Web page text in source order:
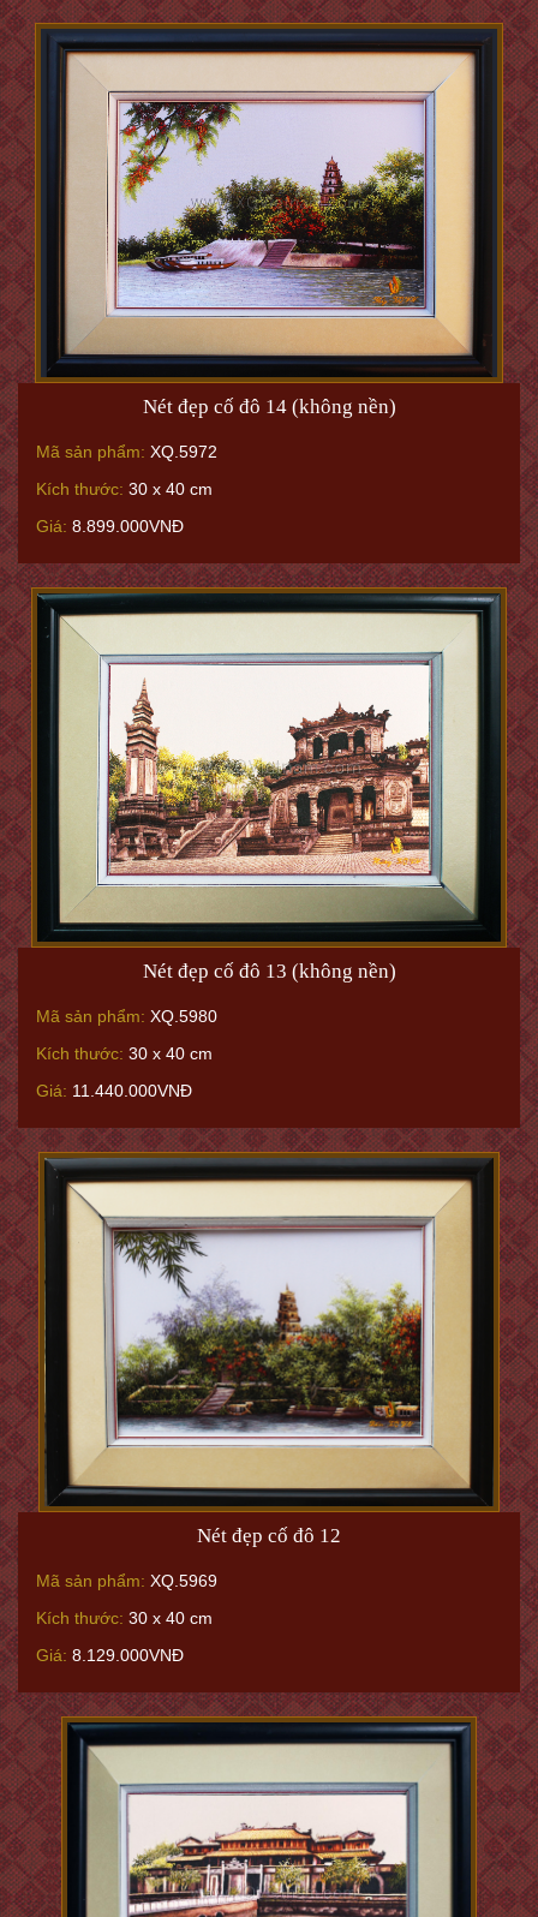
Nét đẹp cố đô 14 (không nền)
Mã sản phẩm: XQ.5972
Kích thước: 30 x 40 cm
Giá: 8.899.000VNĐ
Nét đẹp cố đô 13 (không nền)
Mã sản phẩm: XQ.5980
Kích thước: 30 x 40 cm
Giá: 11.440.000VNĐ
Nét đẹp cố đô 12
Mã sản phẩm: XQ.5969
Kích thước: 30 x 40 cm
Giá: 8.129.000VNĐ